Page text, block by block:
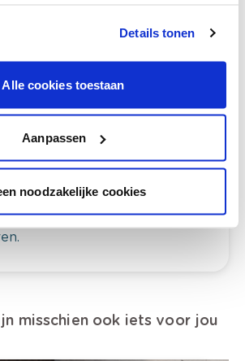
Details tonen
Alle cookies toestaan
Aanpassen
noodzakelijke cookies
je kleur in de winkel
kleurechte stalen van je
misschien ook iets voor jou